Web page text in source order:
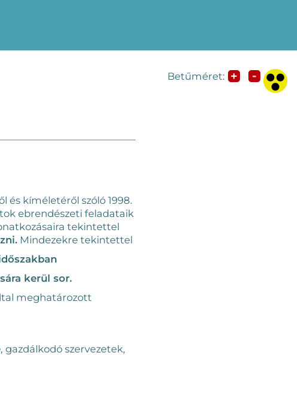
és kíméletéről szóló 1998.
ebrendészeti feladataik
tekintettel
Mindezekre tekintettel
kerül sor.
meghatározott
, gazdálkodó szervezetek,
Betűméret: + -